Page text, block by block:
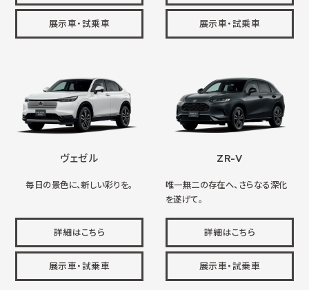
展示車・試乗車 展示車・試乗車
ヴェゼル
毎日の景色に、新しい彩りを。
詳細はこちら
展示車・試乗車
ZR-V
唯一無二の存在へ、さらなる深化
を遂げて。
詳細はこちら
展示車・試乗車